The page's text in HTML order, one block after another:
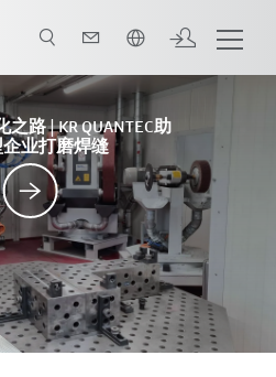
路 | KR QUANTEC助
业打磨焊缝